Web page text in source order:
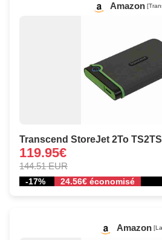
Amazon
Transcend StoreJet 2To
119.95€
144.51 EUR
-17% 24.56€ économisé
Amazon